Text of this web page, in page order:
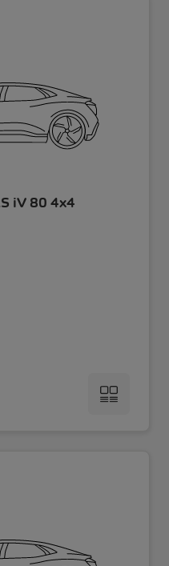
iV 80 4x4